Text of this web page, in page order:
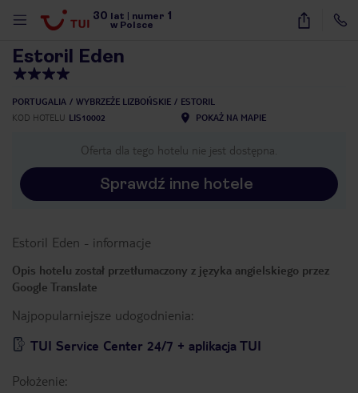
30 lat numer 1
w Polsce
19
Estoril Eden
PORTUGALIA WYBRZEŻE LIZBOŃSKIE
ESTORIL
KOD HOTELU LIS10002 POKAŻ NA MAPIE
Oferta dla tego hotelu nie jest dostępna.
Sprawdź inne hotele
Estoril Eden - informacje
Opis hotelu został przetłumaczony z języka angielskiego przez
Google Translate
Najpopularniejsze udogodnienia:
TUI Service Center 24/7 + aplikacja TUI
Położenie: